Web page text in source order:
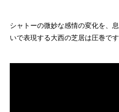
シャトーの微妙な感情の変化を、
いで表現する大西の芝居は圧巻です